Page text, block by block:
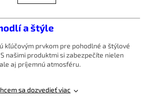
á
a
c
e
p
r
k
y
k
v
a
i
e
a štýle
kľúčovým prvkom pre pohodlné a štýlové
našimi produktmi si zabezpečíte nielen
aj príjemnú atmosféru.
sa dozvedieť viac